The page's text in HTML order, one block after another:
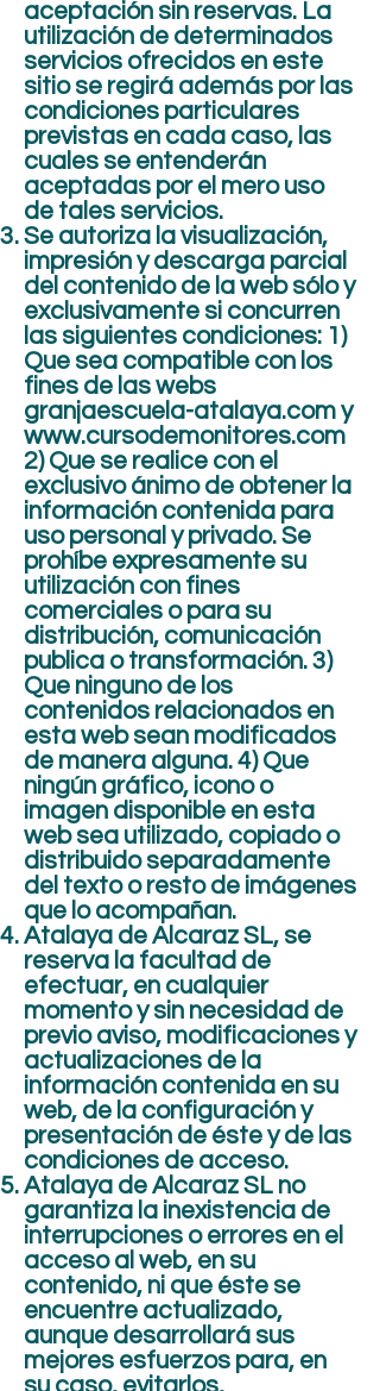
aceptación sin reservas. La
utilización de determinados
servicios ofrecidos en este
sitio se regirá además por las
condiciones particulares
previstas en cada caso, las
cuales se entenderán
aceptadas por el mero uso
de tales servicios.
Se autoriza la visualización,
impresión y descarga parcial
del contenido de la web sólo y
exclusivamente si concurren
las siguientes condiciones: 1)
Que sea compatible con los
fines de las webs
granjaescuela-atalaya.com y
www.cursodemonitores.com
2) Que se realice con el
exclusivo ánimo de obtener la
información contenida para
uso personal y privado. Se
prohíbe expresamente su
utilización con fines
comerciales o para su
distribución, comunicación
publica o transformación. 3)
Que ninguno de los
contenidos relacionados en
esta web sean modificados
de manera alguna. 4) Que
ningún gráfico, icono o
imagen disponible en esta
web sea utilizado, copiado o
distribuido separadamente
del texto o resto de imágenes
que lo acompañan.
Atalaya de Alcaraz SL, se
reserva la facultad de
efectuar, en cualquier
momento y sin necesidad de
previo aviso, modificaciones y
actualizaciones de la
información contenida en su
web, de la configuración y
presentación de éste y de las
condiciones de acceso.
Atalaya de Alcaraz SL no
garantiza la inexistencia de
interrupciones o errores en el
acceso al web, en su
contenido, ni que éste se
encuentre actualizado,
aunque desarrollará sus
mejores esfuerzos para, en
su caso, evitarlos,